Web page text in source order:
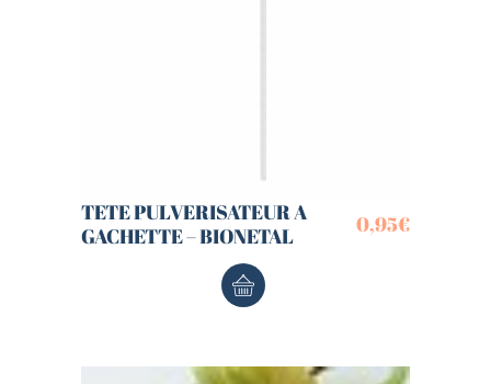
TETE PULVERISATEUR A
GACHETTE – BIONETAL
0,95€